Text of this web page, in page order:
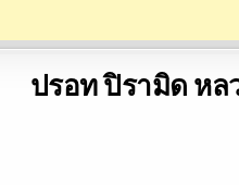
ปรอท ปิรามิด หล